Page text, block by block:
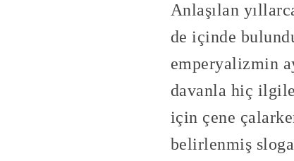
Anlaşılan
de içinde
emperyalizmin
davanla hiç
için çene
belirlenmiş